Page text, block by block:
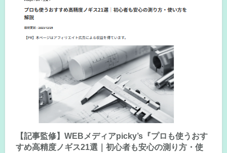
【記事監修】WEBメディアpicky’s『プロも使うおす
すめ高精度ノギス21選｜初心者も安心の測り方・使